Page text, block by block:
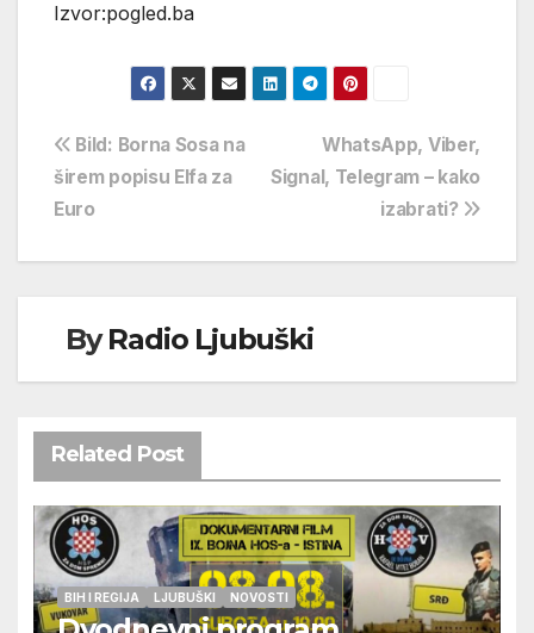
Izvor:pogled.ba
Navigacija
objava
WhatsApp, Viber,
Signal, Telegram – kako
izabrati?
Bild: Borna Sosa na
širem popisu Elfa za
Euro
ByRadio Ljubuški
Related Post
BIH I REGIJA LJUBUŠKI NOVOSTI